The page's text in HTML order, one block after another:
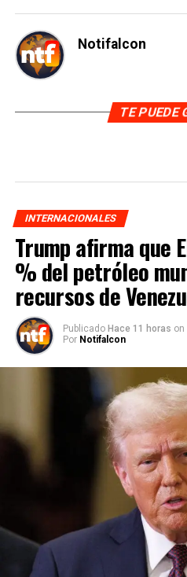
Notifalcon
TE PUEDE
INTERNACIONALES
Trump afirma que
% del petróleo
recursos de
Publicado Hace 11 horas on
Por Notifalcon